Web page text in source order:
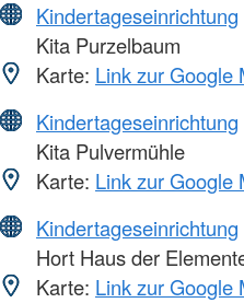
Kindertageseinrichtung
Kita Purzelbaum
Karte: Link zur Google
Kindertageseinrichtung
Kita Pulvermühle
Karte: Link zur Google
Kindertageseinrichtung
Hort Haus der
Karte: Link zur Google